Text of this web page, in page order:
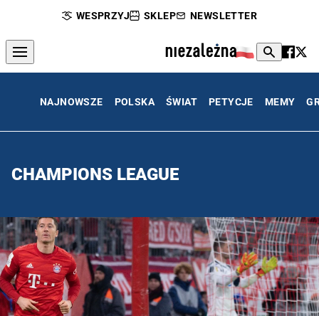
WESPRZYJ SKLEP NEWSLETTER
NAJNOWSZE POLSKA ŚWIAT PETYCJE MEMY
CHAMPIONS LEAGUE